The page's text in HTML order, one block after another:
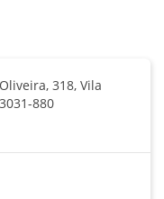
318, Vila
880